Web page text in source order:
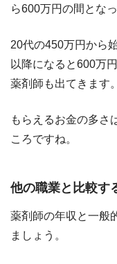
ら600万円の間とな
20代の450万円から
以降になると600万
薬剤師も出てきます。
もらえるお金の多さ
ころですね。
他の職業と比較す
薬剤師の年収と一般
ましょう。